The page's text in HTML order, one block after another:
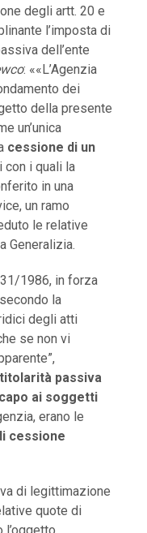
degli artt. 20 e
l’imposta di
dell’ente
: ««L’Agenzia
dei
della presente
un’unica
cessione di un
con i quali la
in una
un ramo
le relative
Generalizia.
1986, in forza
la
degli atti
se non vi
passiva
ai soggetti
erano le
cessione
di legittimazione
quote di